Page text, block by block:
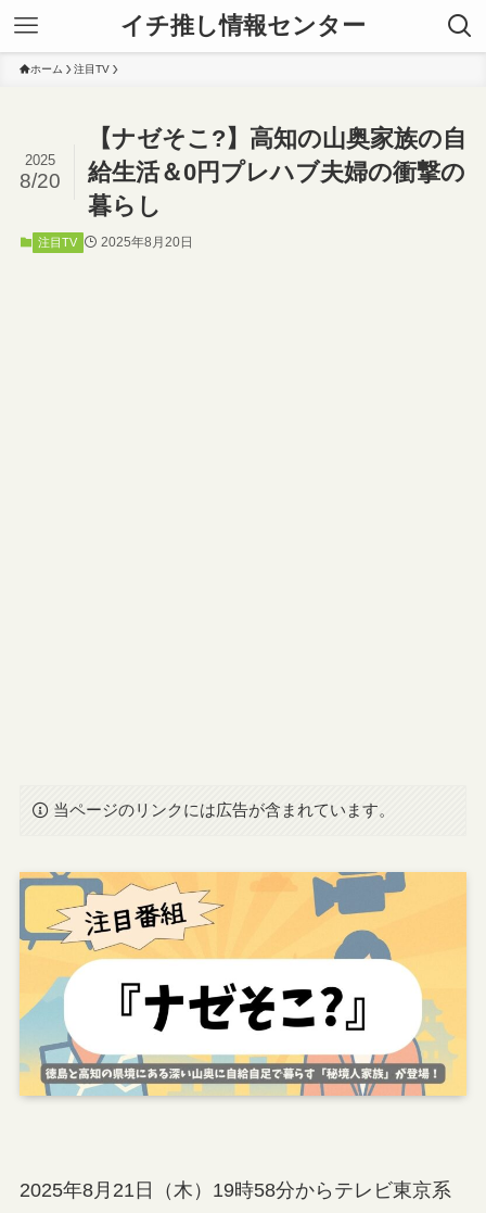
イチ推し情報センター
ホーム 注目TV
【ナゼそこ?】高知の山奥家族の自
給生活＆0円プレハブ夫婦の衝撃の
暮らし
2025
8/20
注目TV 2025年8月20日
当ページのリンクには広告が含まれています。
2025年8月21日（木）19時58分からテレビ東京系